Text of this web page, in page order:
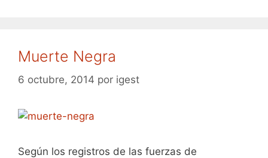
Muerte Negra
6 octubre, 2014 por igest
Según los registros de las fuerzas de